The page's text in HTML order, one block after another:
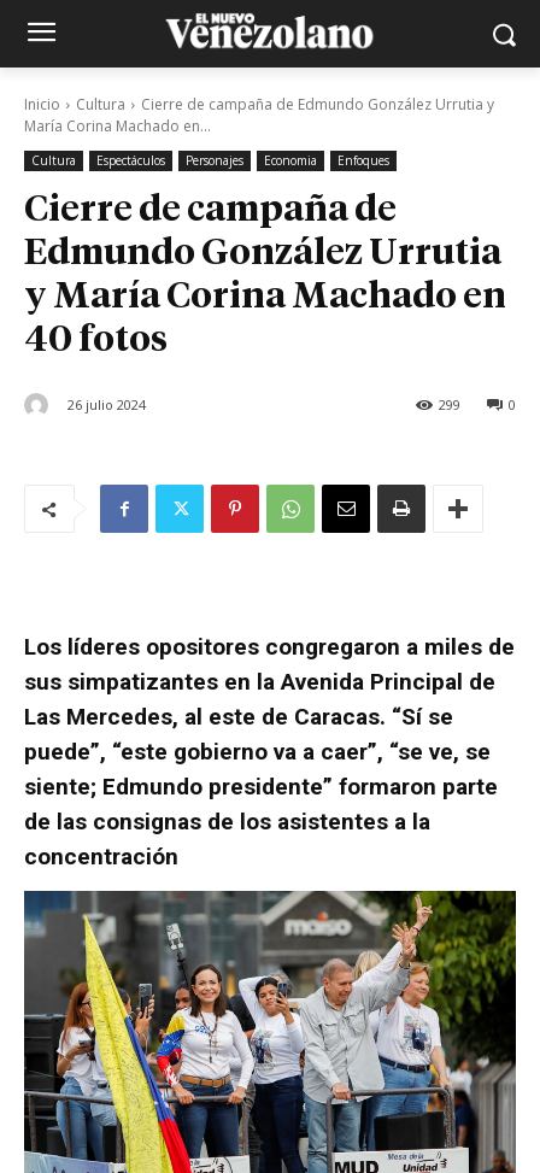
Inicio Cultura
Cierre de campaña de Edmundo González Urrutia y
María Corina Machado en...
Cultura Espectáculos Personajes Economia Enfoques
Cierre de campaña de
Edmundo González Urrutia
y María Corina Machado en
40 fotos
26 julio 2024 0
299
Los líderes opositores congregaron a miles de
sus simpatizantes en la Avenida Principal de
Las Mercedes, al este de Caracas. “Sí se
puede”, “este gobierno va a caer”, “se ve, se
siente; Edmundo presidente” formaron parte
de las consignas de los asistentes a la
concentración